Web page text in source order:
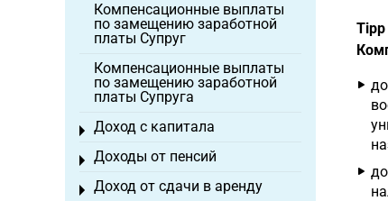
Tipp
Компенсационные выплаты
по замещению заработной
платы Супруг
Компенсационные выплаты
по замещению заработной
платы Супруга
Доход с капитала
Toggle menu
Доходы от пенсий
Toggle menu
Доход от сдачи в аренду
Toggle menu